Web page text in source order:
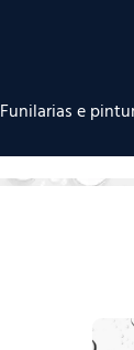
Funilarias e